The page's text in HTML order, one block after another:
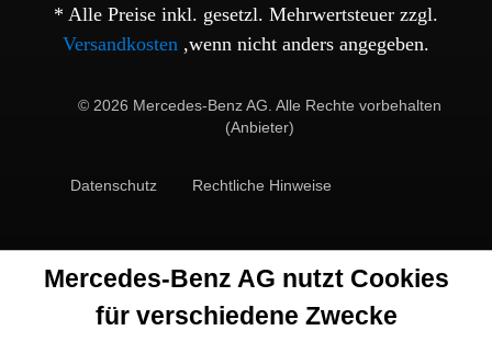
* Alle Preise inkl. gesetzl. Mehrwertsteuer zzgl.
Versandkosten ,wenn nicht anders angegeben.
© 2026 Mercedes-Benz AG. Alle Rechte vorbehalten
(Anbieter)
Datenschutz Rechtliche Hinweise
Mercedes-Benz AG nutzt Cookies
für verschiedene Zwecke